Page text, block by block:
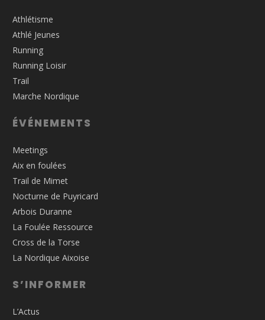
Athlétisme
Athlé Jeunes
Running
Running Loisir
Trail
Marche Nordique
ÉVÉNEMENTS
Meetings
Aix en foulées
Trail de Mimet
Nocturne de Puyricard
Arbois Duranne
La Foulée Ressource
Cross de la Torse
La Nordique Aixoise
S’INFORMER
L’Actus